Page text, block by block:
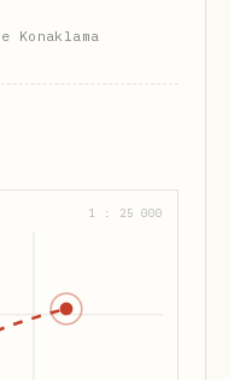
Konaklama
1 : 25 000